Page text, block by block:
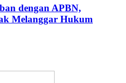
dengan APBN,
Melanggar Hukum